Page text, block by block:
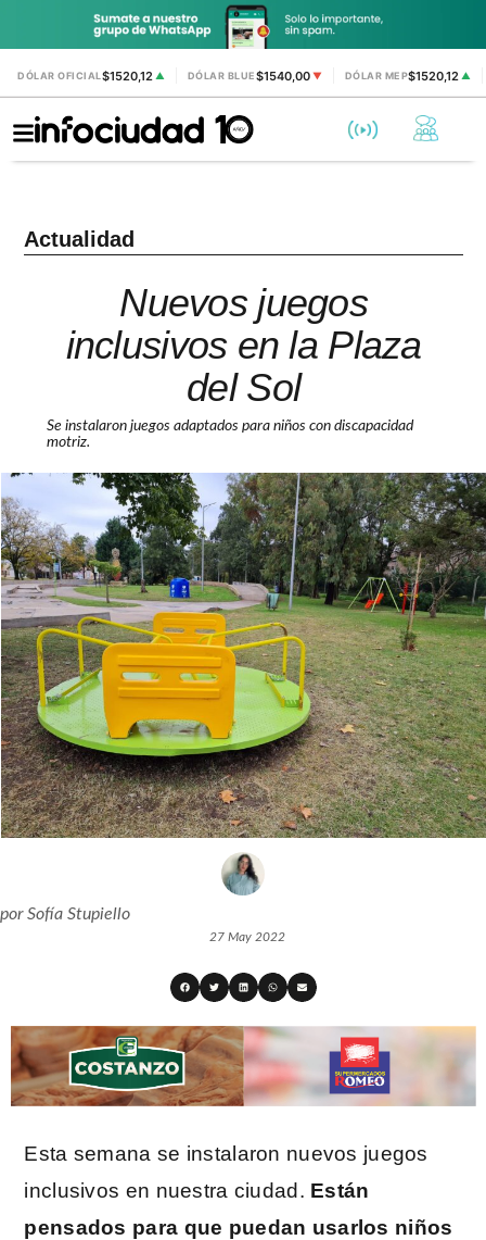
DÓLAR OFICIAL$1520,12 ▲ DÓLAR BLUE$1540,00 ▼ DÓLAR MEP$1520,12 ▲
Actualidad
Nuevos juegos
inclusivos en la Plaza
del Sol
Se instalaron juegos adaptados para niños con discapacidad
motriz.
porSofía Stupiello
27 May 2022
Esta semana se instalaron nuevos juegos
inclusivos en nuestra ciudad. Están
pensados para que puedan usarlos niños